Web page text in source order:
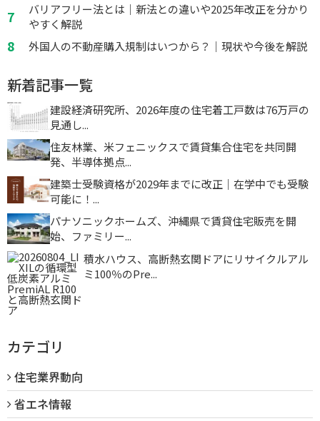
バリアフリー法とは｜新法との違いや2025年改正を分かり
やすく解説
外国人の不動産購入規制はいつから？｜現状や今後を解説
新着記事一覧
建設経済研究所、2026年度の住宅着工戸数は76万戸の
見通し...
住友林業、米フェニックスで賃貸集合住宅を共同開
発、半導体拠点...
建築士受験資格が2029年までに改正｜在学中でも受験
可能に！...
パナソニックホームズ、沖縄県で賃貸住宅販売を開
始、ファミリー...
積水ハウス、高断熱玄関ドアにリサイクルアル
ミ100％のPre...
カテゴリ
住宅業界動向
省エネ情報